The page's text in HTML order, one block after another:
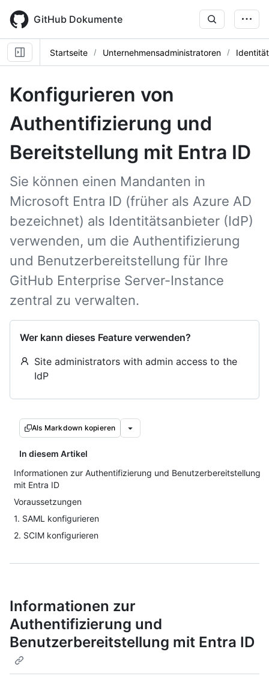
main
content
GitHub Dokumente
Startseite Unternehmensadministratoren
Konfigurieren von
Authentifizierung und
Bereitstellung mit Entra ID
Sie können einen Mandanten in
Microsoft Entra ID (früher als Azure AD
bezeichnet) als Identitätsanbieter (IdP)
verwenden, um die Authentifizierung
und Benutzerbereitstellung für Ihre
GitHub Enterprise Server-Instance
zentral zu verwalten.
Wer kann dieses Feature verwenden?
Site administrators with admin access to the
IdP
Als Markdown kopieren
In diesem Artikel
Informationen zur Authentifizierung und Benutzerbereitstellung
mit Entra ID
Voraussetzungen
1. SAML konfigurieren
2. SCIM konfigurieren
Informationen zur
Authentifizierung und
Benutzerbereitstellung mit Entra ID